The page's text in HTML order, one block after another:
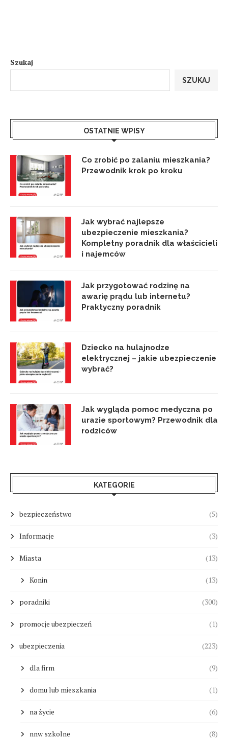
Szukaj
SZUKAJ
OSTATNIE WPISY
Co zrobić po zalaniu mieszkania?
Przewodnik krok po kroku
Jak wybrać najlepsze
ubezpieczenie mieszkania?
Kompletny poradnik dla właścicieli
i najemców
Jak przygotować rodzinę na
awarię prądu lub internetu?
Praktyczny poradnik
Dziecko na hulajnodze
elektrycznej – jakie ubezpieczenie
wybrać?
Jak wygląda pomoc medyczna po
urazie sportowym? Przewodnik dla
rodziców
KATEGORIE
bezpieczeństwo (5)
Informacje (3)
Miasta (13)
Konin (13)
poradniki (300)
promocje ubezpieczeń (1)
ubezpieczenia (223)
dla firm (9)
domu lub mieszkania (1)
na życie (6)
nnw szkolne (8)